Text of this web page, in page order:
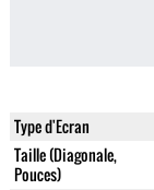
Type d'Ecran
Taille (Diagonale,
Pouces)